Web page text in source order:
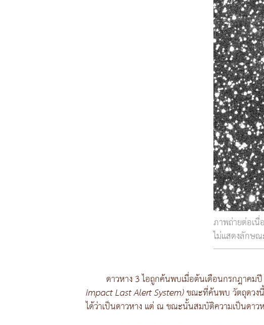
ภาพถ่ายต่อเ
ไม่แสดงลักษณ
ดาวหาง 3 ไอถูกค้นพบเมื่อต้นเดือนกรกฎาคม
impact Last Alert System)ขณะที่ค้นพบ วัตถุดวงนี้
ได้ว่าเป็นดาวหาง แต่ ณ ขณะนั้นสมบัติความเป็นดาว